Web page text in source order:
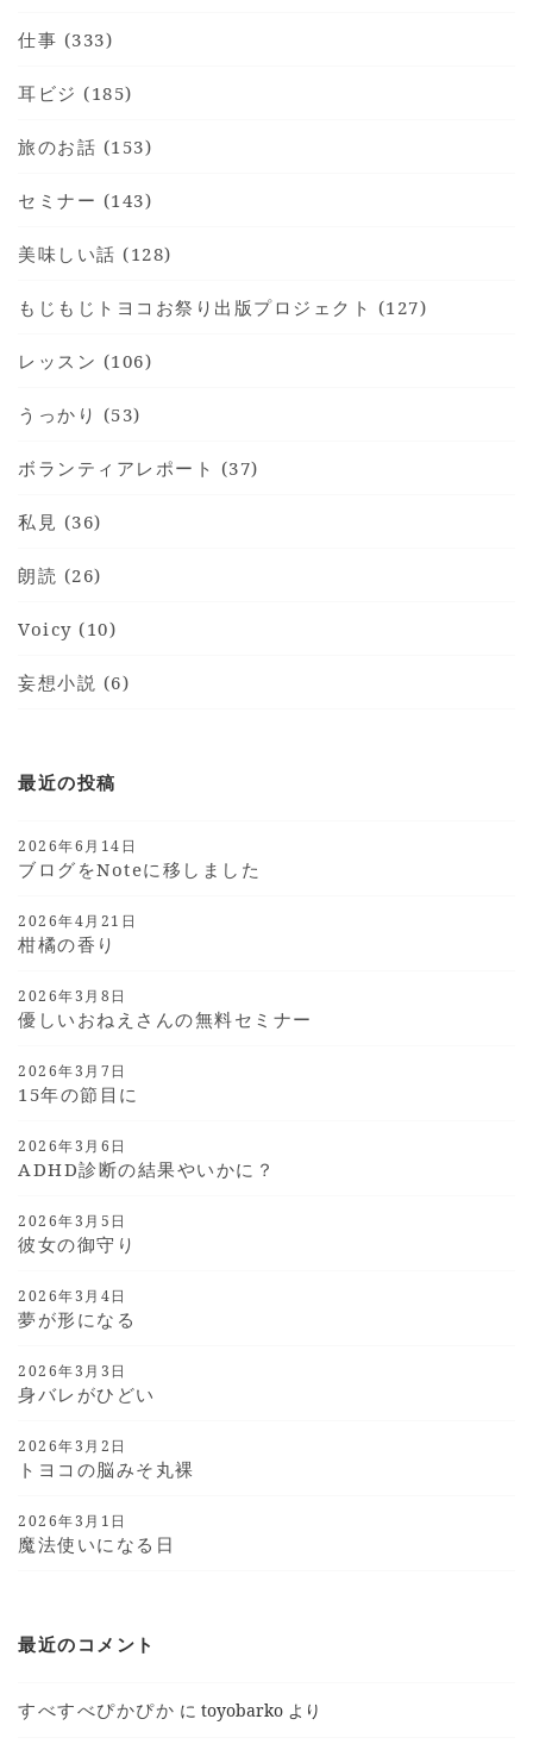
仕事 (333)
耳ビジ (185)
旅のお話 (153)
セミナー (143)
美味しい話 (128)
もじもじトヨコお祭り出版プロジェクト (127)
レッスン (106)
うっかり (53)
ボランティアレポート (37)
私見 (36)
朗読 (26)
Voicy (10)
妄想小説 (6)
最近の投稿
2026年6月14日
ブログをnoteに移しました
2026年4月21日
柑橘の香り
2026年3月8日
優しいおねえさんの無料セミナー
2026年3月7日
15年の節目に
2026年3月6日
ADHD診断の結果やいかに？
2026年3月5日
彼女の御守り
2026年3月4日
夢が形になる
2026年3月3日
身バレがひどい
2026年3月2日
トヨコの脳みそ丸裸
2026年3月1日
魔法使いになる日
最近のコメント
すべすべぴかぴか にtoyobarko より